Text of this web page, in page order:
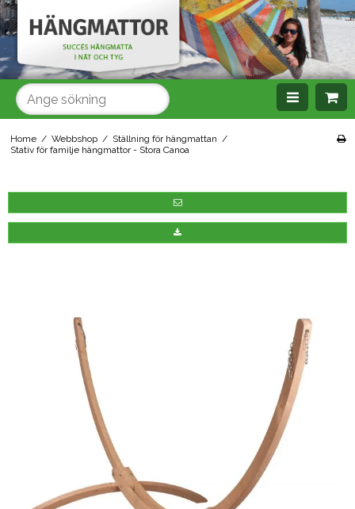
Home / Webbshop / Ställning för hängmattan /
Stativ för familje hängmattor - Stora Canoa